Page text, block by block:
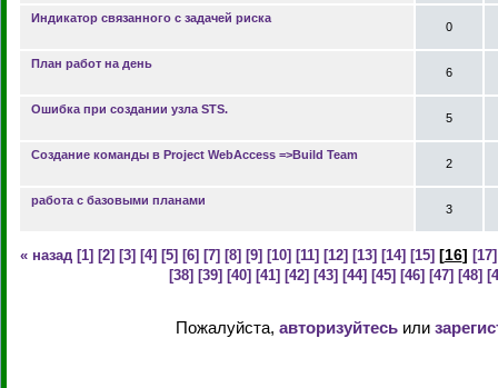
Индикатор связанного с задачей риска
0
План работ на день
6
Ошибка при создании узла STS.
5
Создание команды в Project WebAccess =>Build Team
2
работа с базовыми планами
3
« назад [1] [2] [3] [4] [5] [6] [7] [8] [9] [10] [11] [12] [13] [14] [15] [16] [17]
[38] [39] [40] [41] [42] [43] [44] [45] [46] [47] [48]
Пожалуйста, авторизуйтесьили